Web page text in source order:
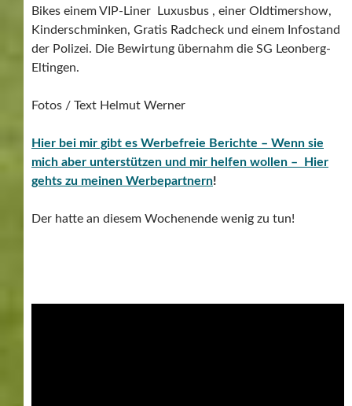
Bikes einem VIP-Liner Luxusbus , einer Oldtimershow,
Kinderschminken, Gratis Radcheck und einem Infostand
der Polizei. Die Bewirtung übernahm die SG Leonberg-
Eltingen.
Fotos / Text Helmut Werner
Hier bei mir gibt es Werbefreie Berichte – Wenn sie
mich aber unterstützen und mir helfen wollen – Hier
gehts zu meinen Werbepartnern!
Der hatte an diesem Wochenende wenig zu tun!